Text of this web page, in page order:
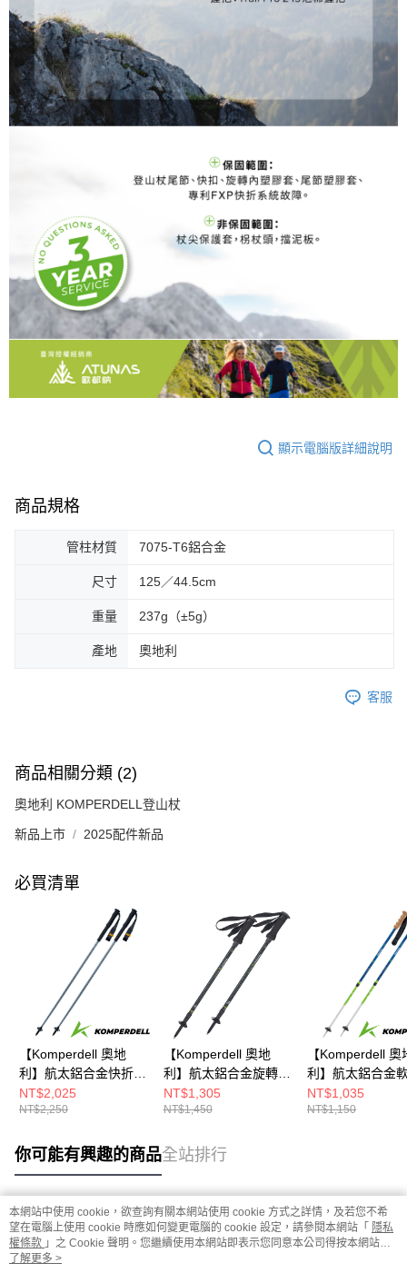
顯示電腦版詳細說明
商品規格
管柱材質 7075-T6鋁合金
尺寸 125／44.5cm
重量 237g（±5g）
產地 奧地利
客服
商品相關分類 (2)
奧地利 KOMPERDELL登山杖
新品上市 2025配件新品
必買清單
【Komperdell 奧地
利】航太鋁合金快折登
山杖(194237310-S銀/
健行登山/快折/單支入)
NT$2,025
NT$2,250
【Komperdell 奧地
利】航太鋁合金旋轉登
山杖(1742331002-S
黑/健行登山/單支入/聯
NT$1,305
NT$1,450
【Komperdell 奧
利】航太鋁合金
把登山杖
S 黑/健行登山/兩
NT$1,035
NT$1,150
你可能有興趣的商品全站排行
熱門標籤
本網站中使用 cookie，欲查詢有關本網站使用 cookie 方式之詳情，及若您不希
望在電腦上使用 cookie 時應如何變更電腦的 cookie 設定，請參閱本網站「 隱私
權條款 」之 Cookie 聲明。您繼續使用本網站即表示您同意本公司得按本網站使
用條款之 Cookie 聲明使用 cookie。
了解更多 >